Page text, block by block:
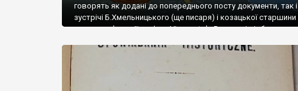
говорять як додані до попереднього посту документи, так і
зустрічі Б.Хмельницького (ще писаря) і козацької старшини
з послом Франції графом Viscount de Bregy, які відбувались
обговорювались умови участі Війська Запорізького у пізніх
хронологічний перебіг подій, […]